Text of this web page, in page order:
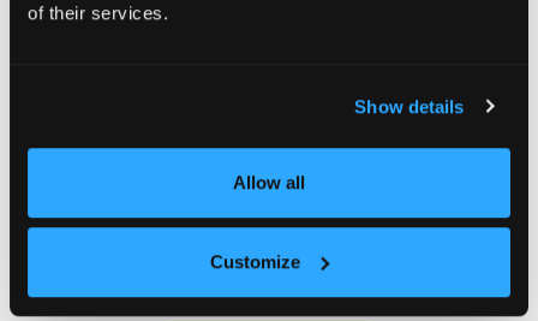
of their services.
Show details
Allow all
Customize
Vierkantverschluss
Windhaken